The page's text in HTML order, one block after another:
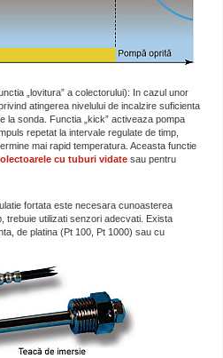
„lovitura” a colectorului): In cazul unor
atingerea nivelului de incalzire suficienta
la sonda. Functia „kick” activeaza pompa
repetat la intervale regulate de timp,
mai rapid temperatura. Aceasta functie
cu tuburi vidate sau pentru
fortata este necesara cunoasterea
trebuie utilizati senzori adecvati. Exista
de platina (Pt 100, Pt 1000) sau cu